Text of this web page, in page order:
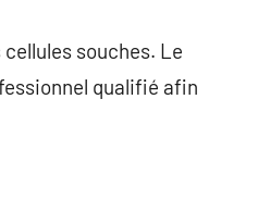
souches. Le
qualifié afin